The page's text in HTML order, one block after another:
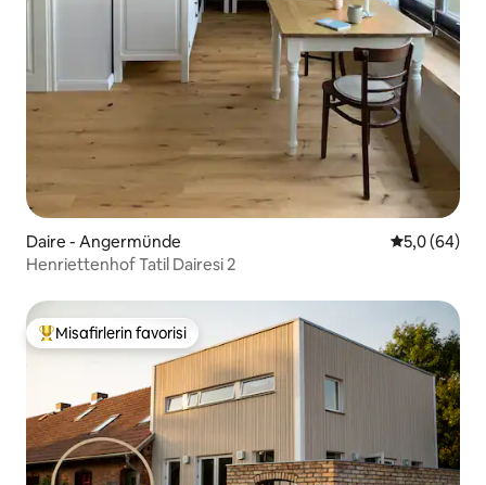
Daire - Angermünde 5 üzerinden
5,0 (64)
Henriettenhof Tatil Dairesi 2
Misafirlerin favorilerinden en beğenilenler arasında
Misafirlerin favorisi